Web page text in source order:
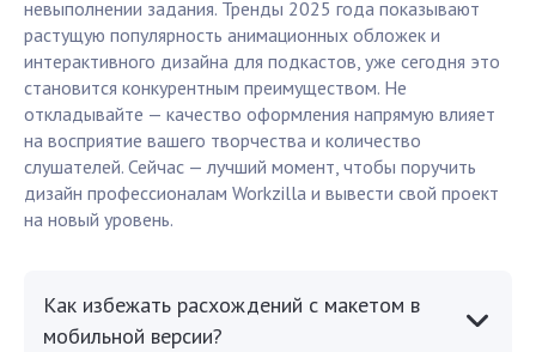
невыполнении задания. Тренды 2025 года показывают
растущую популярность анимационных обложек и
интерактивного дизайна для подкастов, уже сегодня это
становится конкурентным преимуществом. Не
откладывайте — качество оформления напрямую влияет
на восприятие вашего творчества и количество
слушателей. Сейчас — лучший момент, чтобы поручить
дизайн профессионалам Workzilla и вывести свой проект
на новый уровень.
Как избежать расхождений с макетом в
мобильной версии?